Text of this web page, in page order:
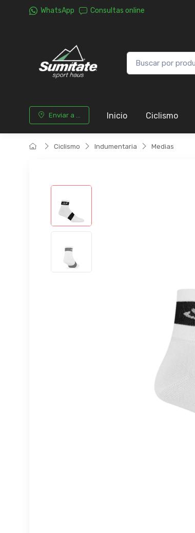
WhatsApp Consultas online
Enviar a ... Inicio Ciclismo
Ciclismo Indumentaria Medias